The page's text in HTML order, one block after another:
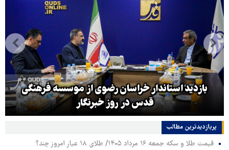
بازدید استاندار خراسان رضوی از موسسه فرهنگی
قدس در روز خبرنگار
پربازدیدترین‌ مطالب
قیمت طلا و سکه جمعه ۱۶ مرداد ۱۴۰۵/ طلای ۱۸ عیار امروز چند؟